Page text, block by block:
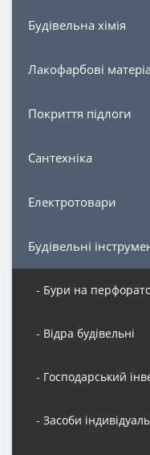
Будівельна хімія
Лакофарбові
Покриття підлоги
Сантехніка
Електротовари
Будівельні
- Бури на
- Відра будівельні
- Господарський
- Засоби